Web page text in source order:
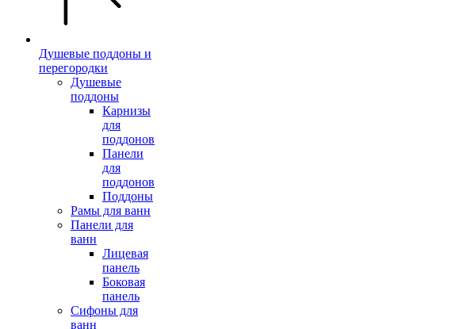
Душевые поддоны и
перегородки
Душевые
поддоны
Карнизы
для
поддонов
Панели
для
поддонов
Поддоны
Рамы для ванн
Панели для
ванн
Лицевая
панель
Боковая
панель
Сифоны для
ванн